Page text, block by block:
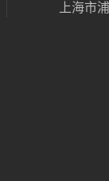
上海市